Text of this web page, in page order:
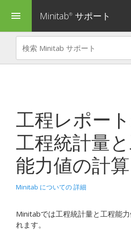
menu Minitab® サポート
工程レポート
工程統計量
能力値の計算
Minitab についての 詳細
Minitabでは工程統計量と工程能
れます。